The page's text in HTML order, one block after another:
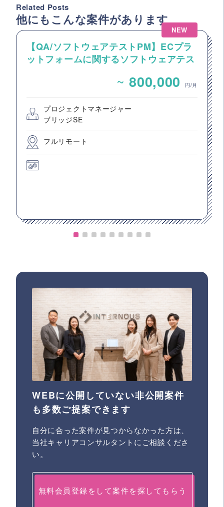
Related Posts
他にもこんな案件があります
NEW
【QA/ソフトウェアテストPM】ECプラ
ットフォームに関するソフトウェアテス
~ 800,000 円/月
プロジェクトマネージャー
ブリッジSE
フルリモート
WEBに公開していない非公開案件
も多数ご提案できます
自分に合った案件が見つからなかった方は、
当社キャリアコンサルタントにご相談くださ
い。
無料会員登録をして案件を探してもらう